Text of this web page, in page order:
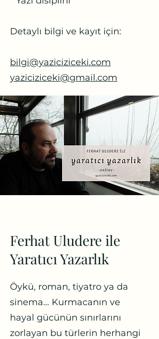
Detaylı bilgi ve kayıt için:
bilgi@yaziciziceki.com
yaziciziceki@gmail.com
Ferhat Uludere ile
Yaratıcı Yazarlık
Öykü, roman, tiyatro ya da
sinema… Kurmacanın ve
hayal gücünün sınırlarını
zorlayan bu türlerin herhangi